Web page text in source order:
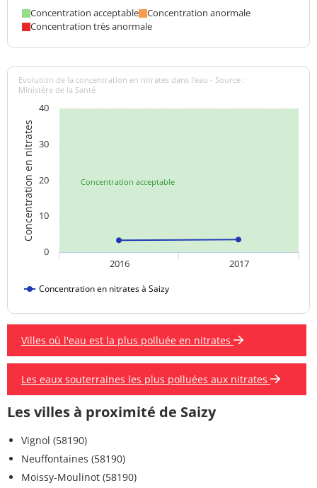
Concentration acceptable
Concentration anormale
Concentration très anormale
Concentration acceptable
Concentration en nitrates
Evolution de la concentration en nitrates dans l'eau - Source :
Ministère de la Santé
Concentration en nitrates à Saizy
2016 2017
0
10
20
30
40
Villes où l'eau est la plus polluée en nitrates
Les eaux souterraines les plus polluées aux nitrates
Les villes à proximité de Saizy
Vignol (58190)
Neuffontaines (58190)
Moissy-Moulinot (58190)